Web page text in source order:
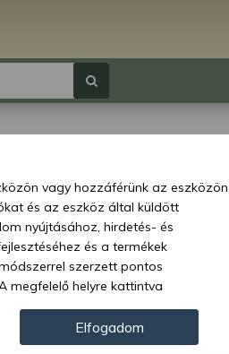
vagy hozzáférünk az eszközön
és az eszköz által küldött
nyújtásához, hirdetés- és
és a termékek
szerzett pontos
megfelelő helyre kattintva
végezzünk. Másik
információkhoz juthat, és
bizonyos kezeléséhez nem
Elfogadom